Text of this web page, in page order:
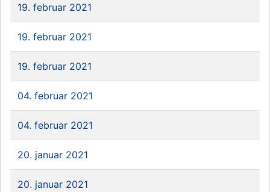
19. februar 2021
19. februar 2021
19. februar 2021
04. februar 2021
04. februar 2021
20. januar 2021
20. januar 2021